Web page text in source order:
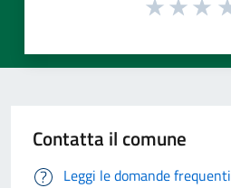
Contatta il comune
Leggi le domande frequenti